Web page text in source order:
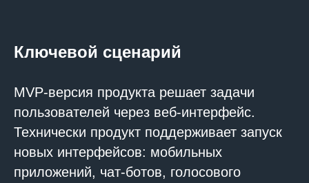
Ключевой сценарий
MVP-версия продукта решает задачи
пользователей через веб-интерфейс.
Технически продукт поддерживает запуск
новых интерфейсов: мобильных
приложений, чат-ботов, голосового